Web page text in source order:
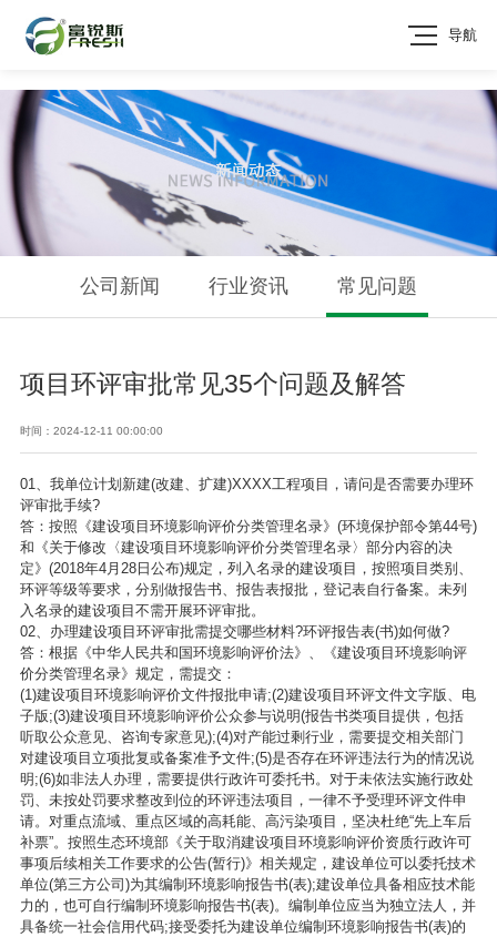
导航
公司新闻 行业资讯 常见问题
项目环评审批常见35个问题及解答
时间： 2024-12-11 00:00:00
01、我单位计划新建(改建、扩建)XXXX工程项目，请问是否需要办理环
评审批手续?
答：按照《建设项目环境影响评价分类管理名录》(环境保护部令第44号)
和《关于修改〈建设项目环境影响评价分类管理名录〉部分内容的决
定》(2018年4月28日公布)规定，列入名录的建设项目，按照项目类别、
环评等级等要求，分别做报告书、报告表报批，登记表自行备案。未列
入名录的建设项目不需开展环评审批。
02、办理建设项目环评审批需提交哪些材料?环评报告表(书)如何做?
答：根据《中华人民共和国环境影响评价法》、《建设项目环境影响评
价分类管理名录》规定，需提交：
(1)建设项目环境影响评价文件报批申请;(2)建设项目环评文件文字版、电
子版;(3)建设项目环境影响评价公众参与说明(报告书类项目提供，包括
听取公众意见、咨询专家意见);(4)对产能过剩行业，需要提交相关部门
对建设项目立项批复或备案准予文件;(5)是否存在环评违法行为的情况说
明;(6)如非法人办理，需要提供行政许可委托书。对于未依法实施行政处
罚、未按处罚要求整改到位的环评违法项目，一律不予受理环评文件申
请。对重点流域、重点区域的高耗能、高污染项目，坚决杜绝“先上车后
补票”。按照生态环境部《关于取消建设项目环境影响评价资质行政许可
事项后续相关工作要求的公告(暂行)》相关规定，建设单位可以委托技术
单位(第三方公司)为其编制环境影响报告书(表);建设单位具备相应技术能
力的，也可自行编制环境影响报告书(表)。编制单位应当为独立法人，并
具备统一社会信用代码;接受委托为建设单位编制环境影响报告书(表)的